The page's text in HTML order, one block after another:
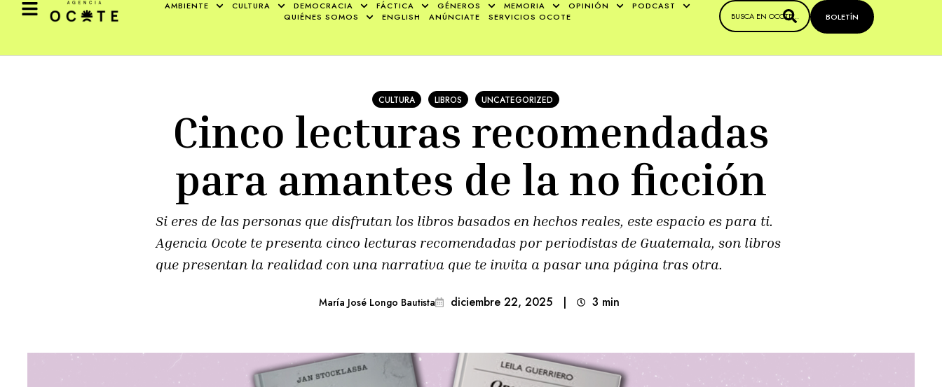
AMBIENTE CULTURA DEMOCRACIA FÁCTICA GÉNEROS MEMORIA OPINIÓN
PODCAST
QUIÉNES SOMOS
ENGLISH ANÚNCIATE SERVICIOS OCOTE BOLETÍN
CULTURA LIBROS UNCATEGORIZED
Cinco lecturas recomendadas
para amantes de la no ficción
Si eres de las personas que disfrutan los libros basados en hechos reales, este espacio es para ti.
Agencia Ocote te presenta cinco lecturas recomendadas por periodistas de Guatemala, son libros
que presentan la realidad con una narrativa que te invita a pasar una página tras otra.
María José Longo Bautista diciembre 22, 2025 | 3 min